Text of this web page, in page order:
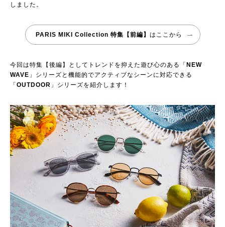
しました。
PARIS MIKI Collection 特集【前編】 はここから
今回は特集【後編】としてトレンドを抑えた遊び心のある「 NEW
WAVE 」シリーズと機能的でアクティブなシーンに対応できる
「 OUTDOOR 」シリーズを紹介します！